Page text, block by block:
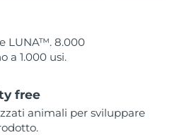
LUNA™. 8.000
a 1.000 usi.
free
animali per sviluppare